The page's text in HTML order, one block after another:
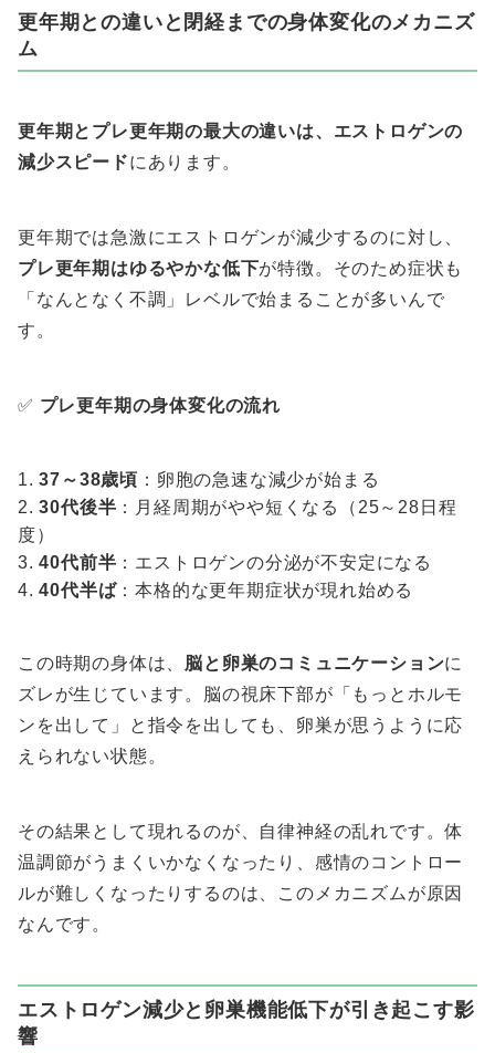
更年期との違いと閉経までの身体変化のメカニズ
ム
更年期とプレ更年期の最大の違いは、エストロゲンの
減少スピードにあります。
更年期では急激にエストロゲンが減少するのに対し、
プレ更年期はゆるやかな低下が特徴。そのため症状も
「なんとなく不調」レベルで始まることが多いんで
す。
✅ プレ更年期の身体変化の流れ
37～38歳頃 ：卵胞の急速な減少が始まる
30代後半 ：月経周期がやや短くなる（25～28日程
度）
40代前半 ：エストロゲンの分泌が不安定になる
40代半ば：本格的な更年期症状が現れ始める
この時期の身体は、 脳と卵巣のコミュニケーションに
ズレが生じています。脳の視床下部が「もっとホルモ
ンを出して」と指令を出しても、卵巣が思うように応
えられない状態。
その結果として現れるのが、自律神経の乱れです。体
温調節がうまくいかなくなったり、感情のコントロー
ルが難しくなったりするのは、このメカニズムが原因
なんです。
エストロゲン減少と卵巣機能低下が引き起こす影
響